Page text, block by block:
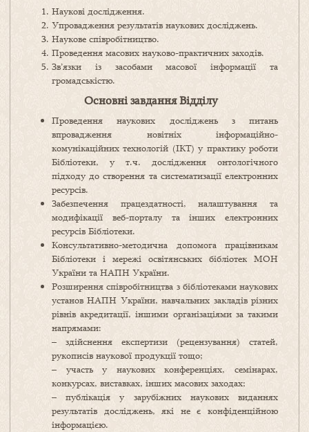
Наукові дослідження.
Упровадження результатів наукових досліджень.
Наукове співробітництво.
Проведення масових науково-практичних заходів.
Зв’язки із засобами масової інформації та
громадськістю.
Основні завдання Відділу
Проведення наукових досліджень з питань
впровадження новітніх інформаційно-
комунікаційних технологій (ІКТ) у практику роботи
Бібліотеки, у т.ч. дослідження онтологічного
підходу до створення та систематизації електронних
ресурсів.
Забезпечення працездатності, налаштування та
модифікації веб-порталу та інших електронних
ресурсів Бібліотеки.
Консультативно-методична допомога працівникам
Бібліотеки і мережі освітянських бібліотек МОН
України та НАПН України.
Розширення співробітництва з бібліотеками наукових
установ НАПН України, навчальних закладів різних
рівнів акредитації, іншими організаціями за такими
напрямами:
– здійснення експертизи (рецензування) статей,
рукописів наукової продукції тощо;
– участь у наукових конференціях, семінарах,
конкурсах, виставках, інших масових заходах;
– публікація у зарубіжних наукових виданнях
результатів досліджень, які не є конфіденційною
інформацією.